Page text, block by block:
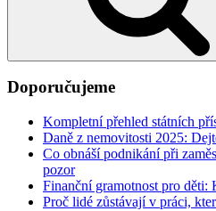
Doporučujeme
Kompletní přehled státních
Daně z nemovitosti 2025:
Co obnáší podnikání při
pozor
Finanční gramotnost pro děti:
Proč lidé zůstávají v práci,